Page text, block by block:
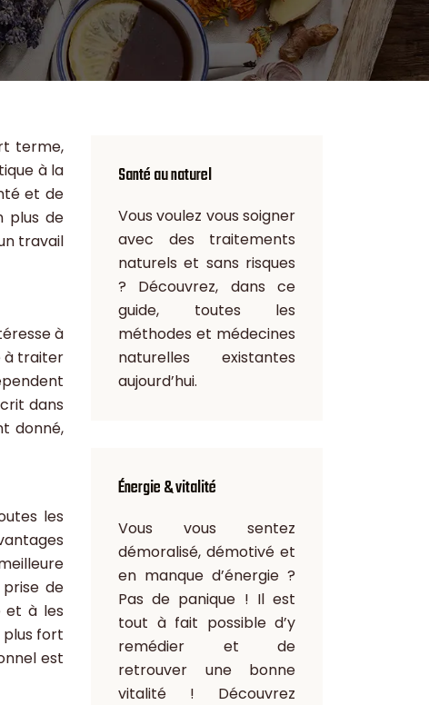
terme,
à la
et de
plus de
travail
à
à traiter
dans
donné,
les
de
et à les
fort
est
Santé au naturel
Vous voulez vous soigner
avec des traitements
naturels et sans risques
? Découvrez, dans ce
guide, toutes les
méthodes et médecines
naturelles existantes
aujourd’hui.
Énergie & vitalité
Vous vous sentez
démoralisé, démotivé et
en manque d’énergie ?
Pas de panique ! Il est
tout à fait possible d’y
remédier et de
retrouver une bonne
vitalité ! Découvrez